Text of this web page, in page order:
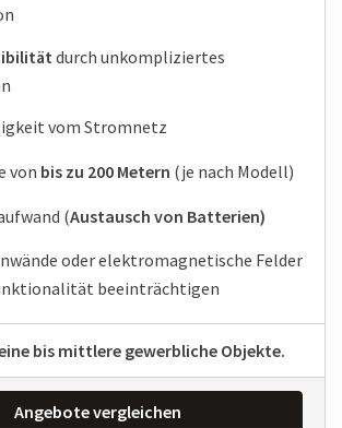
durch unkompliziertes
vom Stromnetz
von bis zu 200 Metern (je nach Modell)
(Austausch von Batterien)
oder elektro­magnetische Felder
beeinträchtigen
bis mittlere gewerbliche Objekte.
Angebote vergleichen